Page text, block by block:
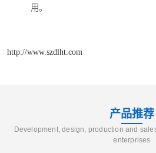
用。​
http://www.szdlht.com
产品推荐
Development, design, production and
enterprises